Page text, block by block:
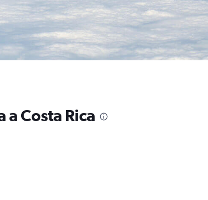
Costa Rica